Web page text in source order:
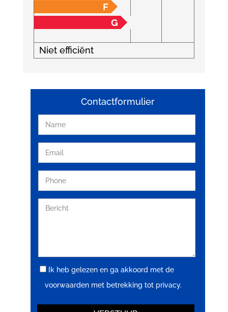
F
G
Niet efficiënt
Contactformulier
Ik heb gelezen en ga akkoord met de
voorwaarden met betrekking tot privacy.